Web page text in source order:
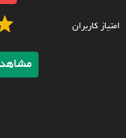
امتیاز کاربران